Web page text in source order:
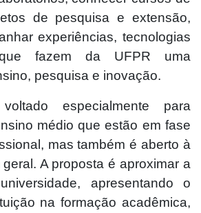
de pesquisa e extensão,
experiências, tecnologias
fazem da UFPR uma
pesquisa e inovação.
especialmente para
médio que estão em fase
mas também é aberto à
A proposta é aproximar a
apresentando o
na formação acadêmica,